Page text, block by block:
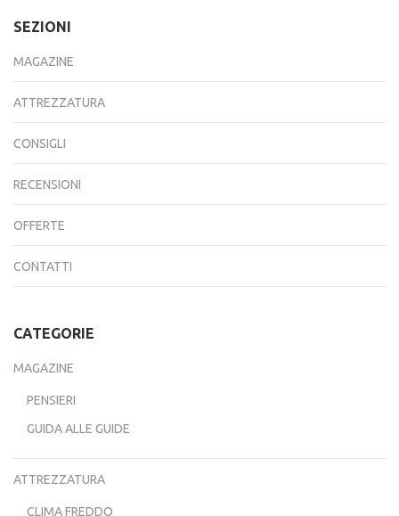
SEZIONI
MAGAZINE
ATTREZZATURA
CONSIGLI
RECENSIONI
OFFERTE
CONTATTI
CATEGORIE
MAGAZINE
PENSIERI
GUIDA ALLE GUIDE
ATTREZZATURA
CLIMA FREDDO